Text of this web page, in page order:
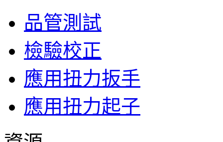
品管測試
檢驗校正
應用扭力扳手
應用扭力起子